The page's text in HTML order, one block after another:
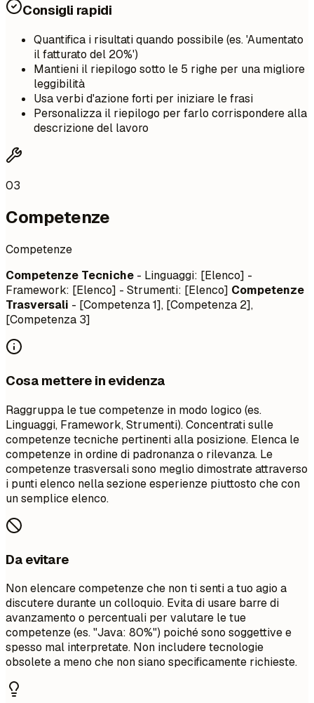
Consigli rapidi
Quantifica i risultati quando possibile (es. 'Aumentato
il fatturato del 20%')
Mantieni il riepilogo sotto le 5 righe per una migliore
leggibilità
Usa verbi d'azione forti per iniziare le frasi
Personalizza il riepilogo per farlo corrispondere alla
descrizione del lavoro
03
Competenze
Competenze
Competenze Tecniche - Linguaggi: [Elenco] -
Framework: [Elenco] - Strumenti: [Elenco] Competenze
Trasversali - [Competenza 1], [Competenza 2],
[Competenza 3]
Cosa mettere in evidenza
Raggruppa le tue competenze in modo logico (es.
Linguaggi, Framework, Strumenti). Concentrati sulle
competenze tecniche pertinenti alla posizione. Elenca le
competenze in ordine di padronanza o rilevanza. Le
competenze trasversali sono meglio dimostrate attraverso
i punti elenco nella sezione esperienze piuttosto che con
un semplice elenco.
Da evitare
Non elencare competenze che non ti senti a tuo agio a
discutere durante un colloquio. Evita di usare barre di
avanzamento o percentuali per valutare le tue
competenze (es. "Java: 80%") poiché sono soggettive e
spesso mal interpretate. Non includere tecnologie
obsolete a meno che non siano specificamente richieste.